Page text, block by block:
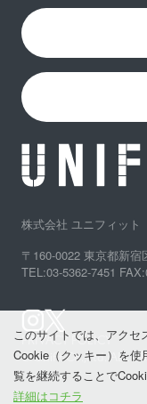
このサイトでは、アクセ
Cookie（クッキー）を
覧を継続することで
詳細はコチラ
株式会社 ユニフィット
〒160-0022 東京都新
TEL:03-5362-7451
PRIVACY POLICY
© Unifit Co.,Ltd. ALL